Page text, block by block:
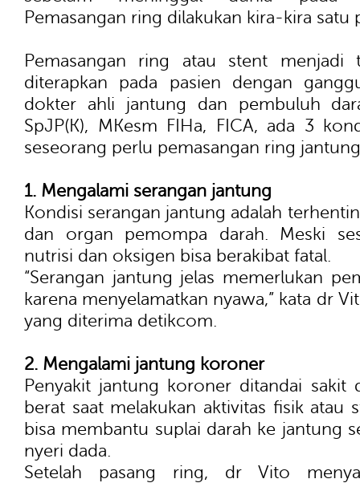
Pemasangan ring dilakukan kira-kira satu
Pemasangan ring atau stent menjadi
diterapkan pada pasien dengan
dokter ahli jantung dan pembuluh
SpJP(K), MKesm FIHa, FICA, ada 3
seseorang perlu pemasangan ring
1. Mengalami serangan jantung
Kondisi serangan jantung adalah
dan organ pemompa darah. Meski
nutrisi dan oksigen bisa berakibat fatal.
“Serangan jantung jelas memerlukan
karena menyelamatkan nyawa,” kata dr
yang diterima detikcom.
2. Mengalami jantung koroner
Penyakit jantung koroner ditandai sakit
berat saat melakukan aktivitas fisik atau
bisa membantu suplai darah ke jantung
nyeri dada.
Setelah pasang ring, dr Vito